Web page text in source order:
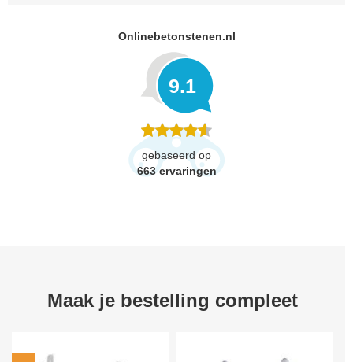
Onlinebetonstenen.nl
9.1
gebaseerd op
663 ervaringen
Maak je bestelling compleet